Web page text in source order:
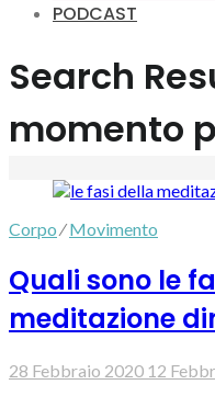
PODCAST
Search
momento
Corpo⁄Movimento
Quali sono le
meditazione
28 Febbraio 2020 12